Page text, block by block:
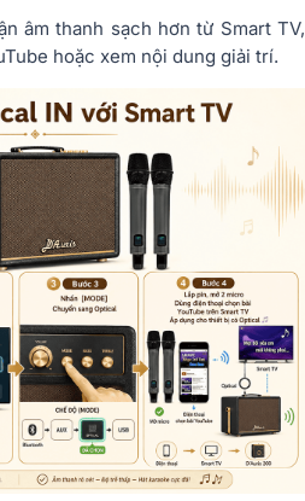
âm thanh sạch hơn từ Smart TV,
hoặc xem nội dung giải trí.